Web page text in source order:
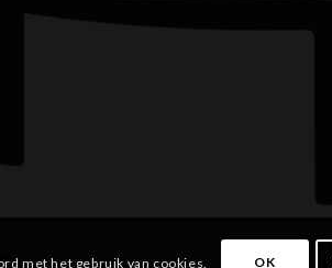
met het gebruik van cookies. OK